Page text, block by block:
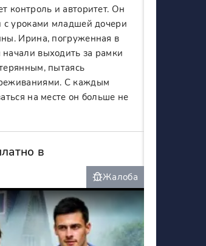
контроль и авторитет. Он
с уроками младшей дочери
Ирина, погруженная в
выходить за рамки
пытаясь
С каждым
на месте он больше не
в
Жалоба